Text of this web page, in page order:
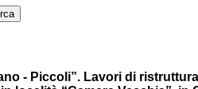
- Piccoli”. Lavori di